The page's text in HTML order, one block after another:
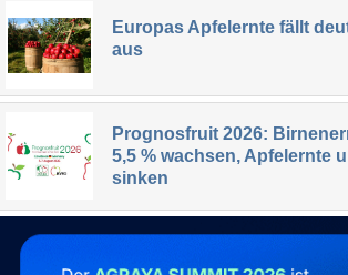
Europas Apfelernte fällt
aus
Prognosfruit 2026:
5,5 % wachsen, Apfelernte
sinken